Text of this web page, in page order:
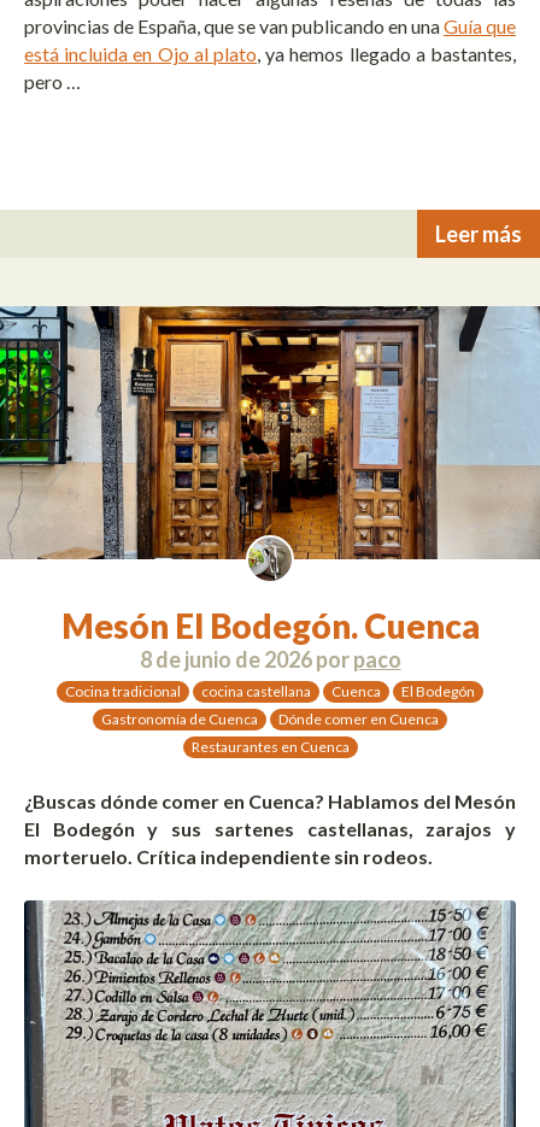
provincias de España, que se van publicando en unaGuía que
está incluida en Ojo al plato, ya hemos llegado a bastantes,
pero …
Leer más
Mesón El Bodegón. Cuenca
8 de junio de 2026porpaco
Cocina tradicional cocina castellana Cuenca
El Bodegón
Gastronomía de Cuenca
Dónde comer en Cuenca
Restaurantes en Cuenca
¿Buscas dónde comer en Cuenca? Hablamos del Mesón
El Bodegón y sus sartenes castellanas, zarajos y
morteruelo. Crítica independiente sin rodeos.